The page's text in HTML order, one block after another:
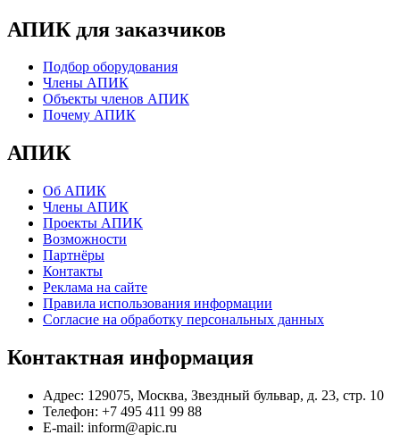
АПИК для заказчиков
Подбор оборудования
Члены АПИК
Объекты членов АПИК
Почему АПИК
АПИК
Об АПИК
Члены АПИК
Проекты АПИК
Возможности
Партнёры
Контакты
Реклама на сайте
Правила использования информации
Согласие на обработку персональных данных
Контактная информация
Адрес: 129075, Москва, Звездный бульвар, д. 23, стр. 10
Телефон: +7 495 411 99 88
E-mail: inform@apic.ru